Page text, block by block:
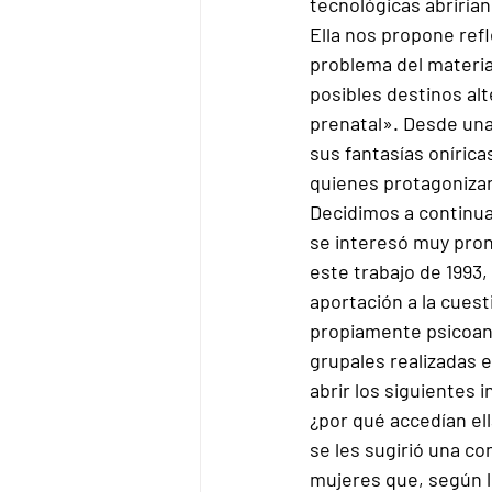
Ella nos propone
problema del
posibles destinos
prenatal». Desde
sus fantasías
quienes
Decidimos a
se interesó muy
este trabajo de
aportación a la
propiamente
grupales realizadas
abrir los siguientes
¿por qué accedían
se les sugirió una
mujeres que, según